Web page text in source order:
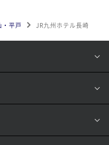
・平戸 JR九州ホテル長崎